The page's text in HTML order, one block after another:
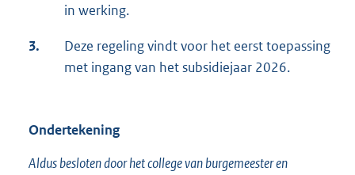
in werking.
3.
Deze regeling vindt voor het eerst toepassing
met ingang van het subsidiejaar 2026.
Ondertekening
Aldus besloten door het college van burgemeester en